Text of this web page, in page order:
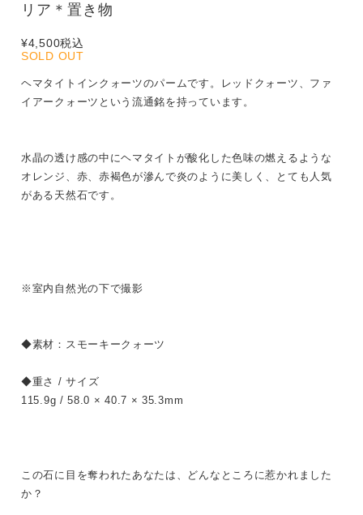
リア＊置き物
¥4,500税込
SOLD OUT
ヘマタイトインクォーツのパームです。レッドクォーツ、ファ
イアークォーツという流通銘を持っています。
水晶の透け感の中にヘマタイトが酸化した色味の燃えるような
オレンジ、赤、赤褐色が滲んで炎のように美しく、とても人気
がある天然石です。
※室内自然光の下で撮影
◆素材：スモーキークォーツ
◆重さ / サイズ
115.9g / 58.0 × 40.7 × 35.3mm
この石に目を奪われたあなたは、どんなところに惹かれました
か？